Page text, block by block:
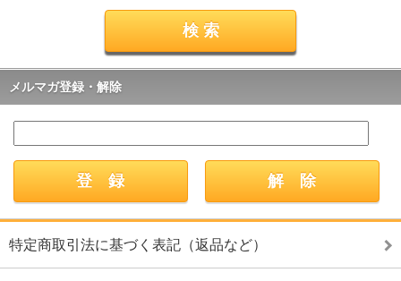
メルマガ登録・解除
特定商取引法に基づく表記（返品など）